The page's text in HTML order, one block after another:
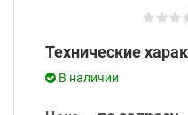
Технические
В наличии